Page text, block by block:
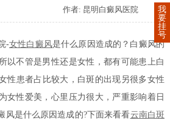
作者: 昆明白癜风医院
-女性白癜风是什么原因造成的？白癜风的
以不管是男性还是女性，都有可能患上白
性患者占比较大，白斑的出现另很多女性
女性爱美，心里压力很大，严重影响着日
风是什么原因造成的?下面来看看云南白斑
我
要
挂
号